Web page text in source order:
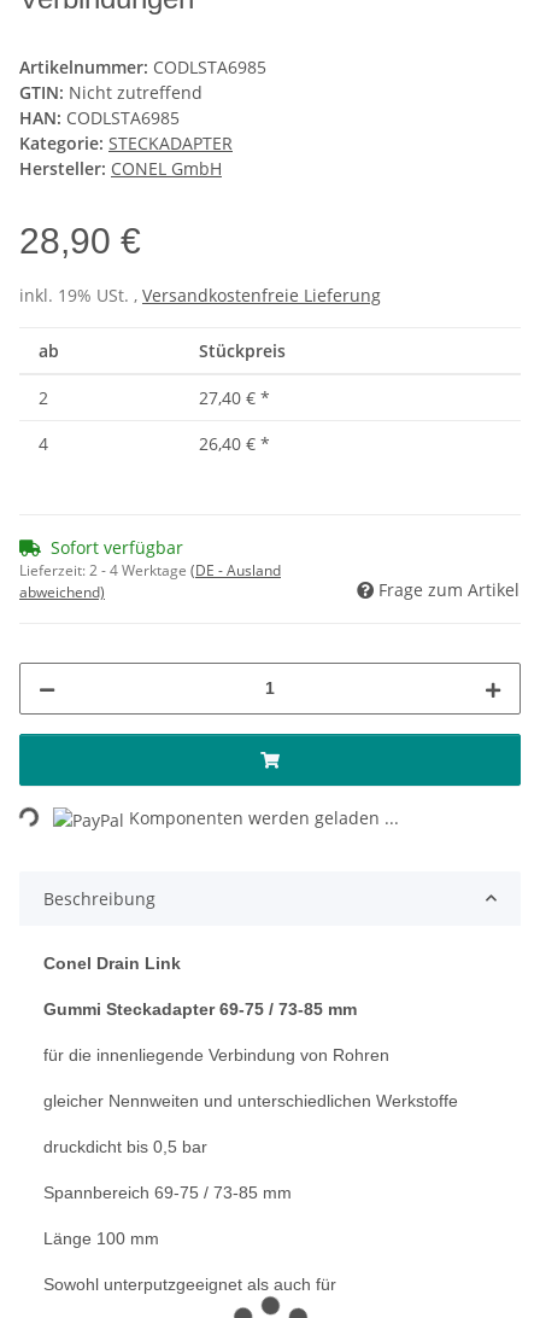
Artikelnummer: CODLSTA6985
GTIN: Nicht zutreffend
HAN: CODLSTA6985
Kategorie: STECKADAPTER
Hersteller: CONEL GmbH
28,90 €
inkl. 19% USt. , Versandkostenfreie Lieferung
ab Stückpreis
2 27,40 € *
4
26,40 € *
Sofort verfügbar
Lieferzeit:2 - 4 Werktage (DE - Ausland
abweichend)
Frage zum Artikel
Loading... Komponenten werden geladen ...
Beschreibung
Conel Drain Link
Gummi Steckadapter 69-75 / 73-85 mm
für die innenliegende Verbindung von Rohren
gleicher Nennweiten und unterschiedlichen Werkstoffe
druckdicht bis 0,5 bar
Spannbereich 69-75 / 73-85 mm
Länge 100 mm
Sowohl unterputzgeeignet als auch für